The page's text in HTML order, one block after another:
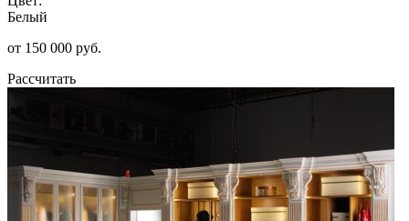
Белый
от 150 000 руб.
Рассчитать